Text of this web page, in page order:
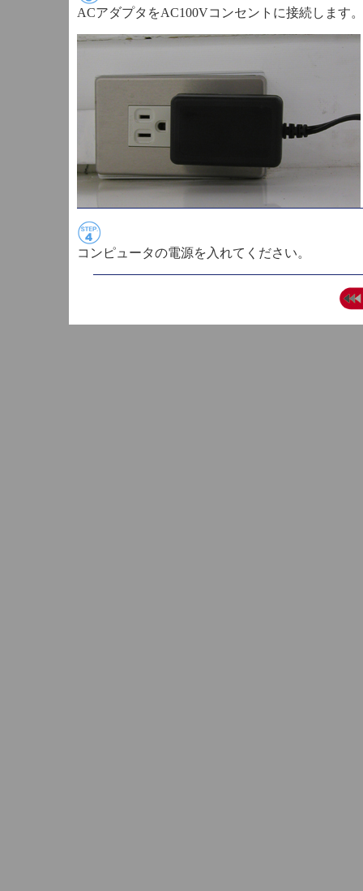
ACアダプタをAC100Vコンセントに接続します。
コンピュータの電源を入れてください。